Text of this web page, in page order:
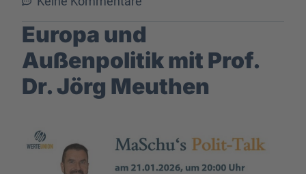
Europa und
Außenpolitik mit Prof.
Dr. Jörg Meuthen